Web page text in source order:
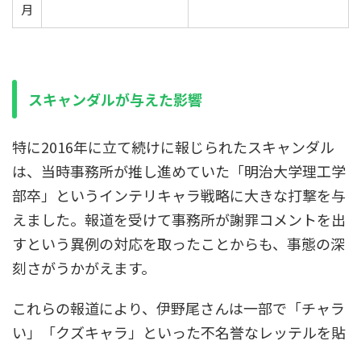
月
スキャンダルが与えた影響
特に2016年に立て続けに報じられたスキャンダル
は、当時事務所が推し進めていた「明治大学理工学
部卒」というインテリキャラ戦略に大きな打撃を与
えました。報道を受けて事務所が謝罪コメントを出
すという異例の対応を取ったことからも、事態の深
刻さがうかがえます。
これらの報道により、伊野尾さんは一部で「チャラ
い」「クズキャラ」といった不名誉なレッテルを貼